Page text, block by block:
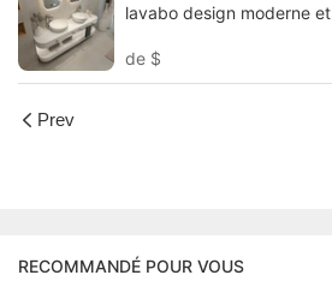
lavabo design moderne et
de $
Prev
RECOMMANDÉ POUR VOUS